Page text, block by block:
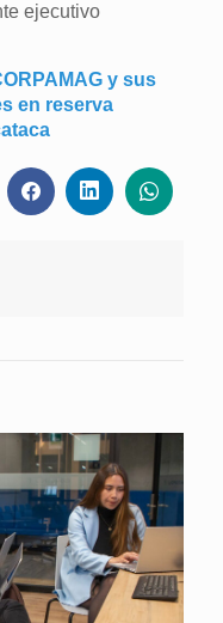
ejecutivo
y sus
en reserva